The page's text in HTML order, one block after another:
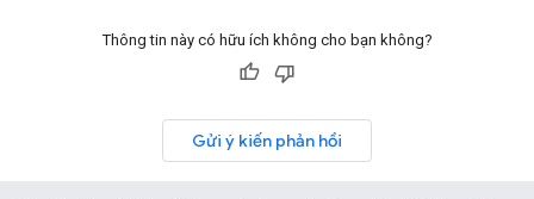
Thông tin này có hữu ích không cho bạn không?
Gửi ý kiến phản hồi